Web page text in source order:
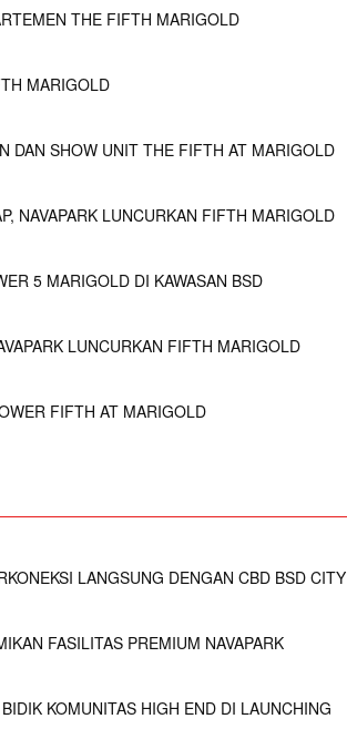
THE FIFTH MARIGOLD
MARIGOLD
DAN SHOW UNIT THE FIFTH AT MARIGOLD
NAVAPARK LUNCURKAN FIFTH MARIGOLD
5 MARIGOLD DI KAWASAN BSD
LUNCURKAN FIFTH MARIGOLD
FIFTH AT MARIGOLD
LANGSUNG DENGAN CBD BSD CITY
FASILITAS PREMIUM NAVAPARK
KOMUNITAS HIGH END DI LAUNCHING